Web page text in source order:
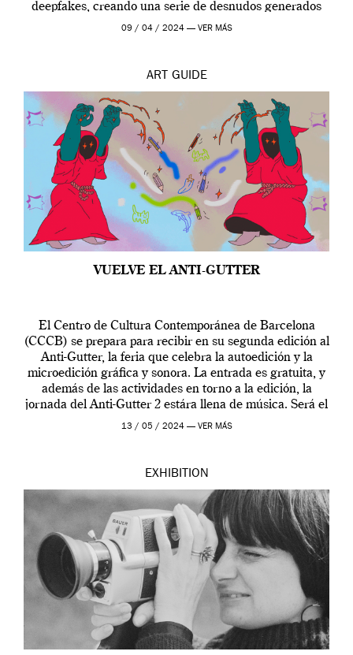
deepfakes, creando una serie de desnudos generados
por […]
09 / 04 / 2024 — VER MÁS
ART GUIDE
VUELVE EL ANTI-GUTTER
El Centro de Cultura Contemporánea de Barcelona
(CCCB) se prepara para recibir en su segunda edición al
Anti-Gutter, la feria que celebra la autoedición y la
microedición gráfica y sonora. La entrada es gratuita, y
además de las actividades en torno a la edición, la
jornada del Anti-Gutter 2 estára llena de música. Será el
[…]
13 / 05 / 2024 — VER MÁS
EXHIBITION